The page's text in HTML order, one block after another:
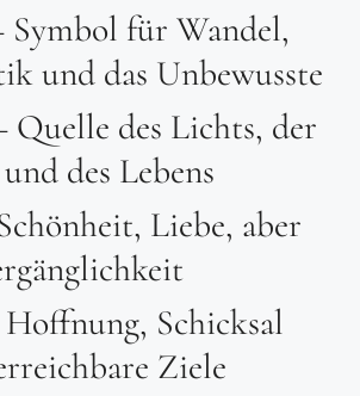
Symbol für Wandel,
und das Unbewusste
Quelle des Lichts, der
des Lebens
Liebe, aber
Schicksal
Ziele